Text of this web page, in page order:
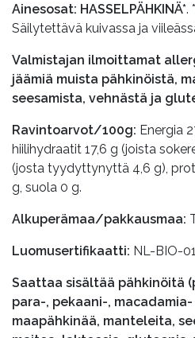
Ainesosat: HASSELPÄHKINÄ*.
Säilytettävä kuivassa ja
Valmistajan ilmoittamat
jäämiä muista pähkinöistä,
seesamista, vehnästä ja
Ravintoarvot/100g: Energia
hiilihydraatit 17,6 g (joista
(josta tyydyttynyttä 4,6 g),
g, suola 0 g.
Alkuperämaa/pakkausmaa:
Luomusertifikaatti: NL-BIO-01
Saattaa sisältää pähkinöitä
para-, pekaani-,
maapähkinää, manteleita,